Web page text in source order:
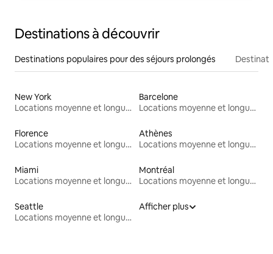
Destinations à découvrir
Destinations populaires pour des séjours prolongés
New York
Locations moyenne et longue durée
Barcelone
Locations moyenne et longue durée
Florence
Locations moyenne et longue durée
Athènes
Locations moyenne et longue durée
Miami
Locations moyenne et longue durée
Montréal
Locations moyenne et longue durée
Seattle
Locations moyenne et longue durée
Afficher plus